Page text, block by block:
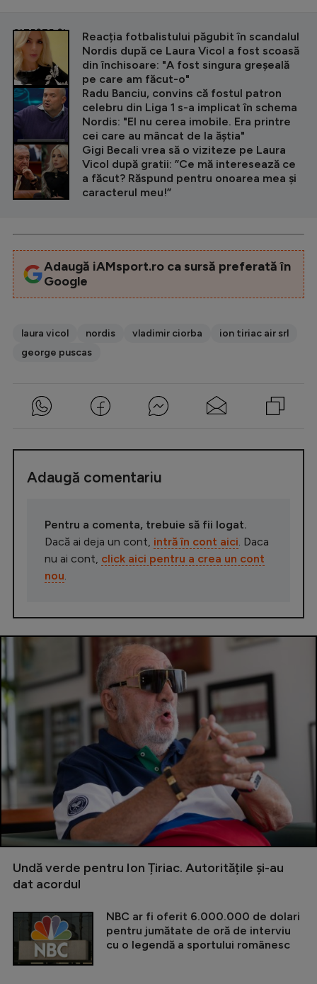
CITEȘTE ȘI
Reacția fotbalistului păgubit în scandalul
Nordis după ce Laura Vicol a fost scoasă
din închisoare: "A fost singura greșeală
pe care am făcut-o"
Radu Banciu, convins că fostul patron
celebru din Liga 1 s-a implicat în schema
Nordis: "El nu cerea imobile. Era printre
cei care au mâncat de la ăștia"
Gigi Becali vrea să o viziteze pe Laura
Vicol după gratii: ”Ce mă interesează ce
a făcut? Răspund pentru onoarea mea și
caracterul meu!”
Adaugă iAMsport.ro ca sursă preferată în
Google
laura vicol nordis vladimir ciorba
ion tiriac air srl
george puscas
Adaugă comentariu
Pentru a comenta, trebuie să fii logat.
Dacă ai deja un cont, intră în cont aici. Daca
nu ai cont, click aici pentru a crea un cont
nou.
Undă verde pentru Ion Țiriac. Autoritățile și-au
dat acordul
NBC ar fi oferit 6.000.000 de dolari
pentru jumătate de oră de interviu
cu o legendă a sportului românesc